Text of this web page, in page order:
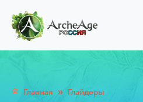
Главная » Глайдеры